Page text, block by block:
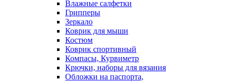
Влажные салфетки
Грипперы
Зеркало
Коврик для мыши
Костюм
Коврик спортивный
Компасы, Курвиметр
Крючки, наборы для вязания
Обложки на паспорта,